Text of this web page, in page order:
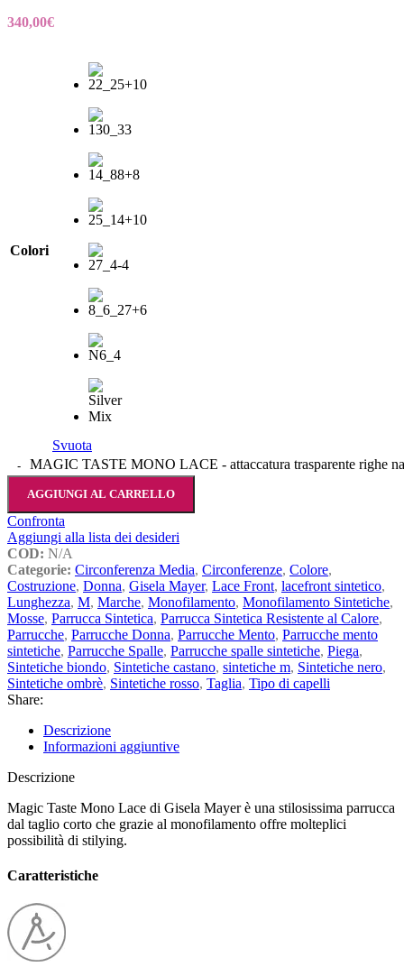
340,00€
Colori
Svuota
MAGIC TASTE MONO LACE - attaccatura trasparente righe
AGGIUNGI AL CARRELLO
Confronta
Aggiungi alla lista dei desideri
COD: N/A
Categorie: Circonferenza Media, Circonferenze, Colore,
Costruzione, Donna, Gisela Mayer, Lace Front, lacefront sintetico,
Lunghezza, M, Marche, Monofilamento, Monofilamento Sintetiche,
Mosse, Parrucca Sintetica, Parrucca Sintetica Resistente al Calore,
Parrucche, Parrucche Donna, Parrucche Mento, Parrucche mento
sintetiche, Parrucche Spalle, Parrucche spalle sintetiche, Piega,
Sintetiche biondo, Sintetiche castano, sintetiche m, Sintetiche nero,
Sintetiche ombrè, Sintetiche rosso, Taglia, Tipo di capelli
Share:
Descrizione
Informazioni aggiuntive
Descrizione
Magic Taste Mono Lace di Gisela Mayer è una stilosissima parrucca
dal taglio corto che grazie al monofilamento offre molteplici
possibilità di stilying.
Caratteristiche